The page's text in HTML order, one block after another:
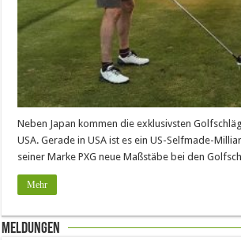
Neben Japan kommen die exklusivsten
USA. Gerade in USA ist es ein US-Selfmade-
seiner Marke PXG neue Maßstäbe bei den
Mehr
Meldungen